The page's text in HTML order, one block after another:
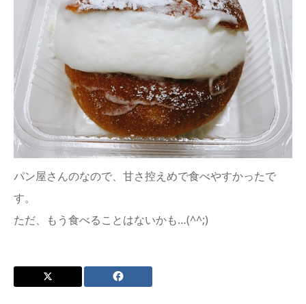
パン屋さんのなので、甘さ控えめで食べやすかったで
す。
ただ、もう食べることはないかも…(^^;)